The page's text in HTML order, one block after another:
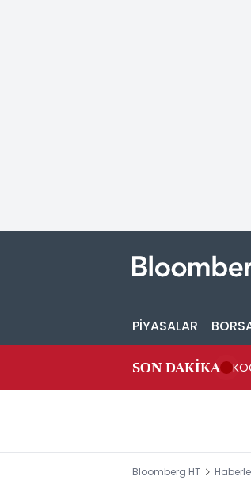
PİYASALAR
SON DAKİKA
Bloomberg HT